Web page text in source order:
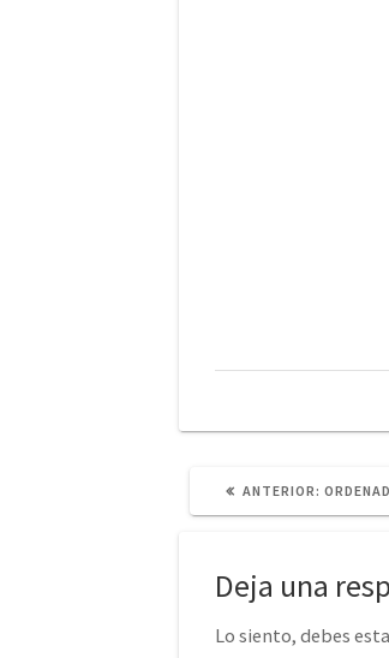
ANTERIOR: POST
Deja una
Lo siento, debes